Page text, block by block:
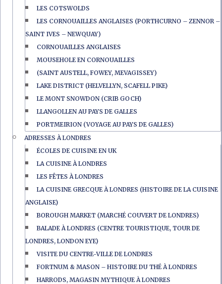
LES COTSWOLDS
LES CORNOUAILLES ANGLAISES (PORTHCURNO – ZENNOR –
SAINT IVES – NEWQUAY)
CORNOUAILLES ANGLAISES
MOUSEHOLE EN CORNOUAILLES
(SAINT AUSTELL, FOWEY, MEVAGISSEY)
LAKE DISTRICT (HELVELLYN, SCAFELL PIKE)
LE MONT SNOWDON (CRIB GOCH)
LLANGOLLEN AU PAYS DE GALLES
PORTMEIRION (VOYAGE AU PAYS DE GALLES)
ADRESSES À LONDRES
ÉCOLES DE CUISINE EN UK
LA CUISINE À LONDRES
LES FÊTES À LONDRES
LA CUISINE GRECQUE À LONDRES (HISTOIRE DE LA CUISINE
ANGLAISE)
BOROUGH MARKET (MARCHÉ COUVERT DE LONDRES)
BALADE À LONDRES (CENTRE TOURISTIQUE, TOUR DE
LONDRES, LONDON EYE)
VISITE DU CENTRE-VILLE DE LONDRES
FORTNUM & MASON – HISTOIRE DU THÉ À LONDRES
HARRODS, MAGASIN MYTHIQUE À LONDRES